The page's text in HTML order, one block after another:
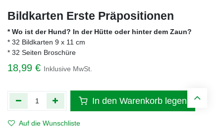
Bildkarten Erste Präpositionen
* Wo ist der Hund? In der Hütte oder hinter dem Zaun?
* 32 Bildkarten 9 x 11 cm
* 32 Seiten Broschüre
18,99 € Inklusive MwSt.
In den Warenkorb legen
Auf die Wunschliste